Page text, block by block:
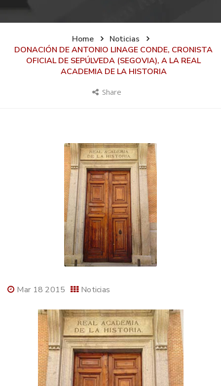
Home
Noticias
DONACIÓN DE ANTONIO LINAGE CONDE, CRONISTA
OFICIAL DE SEPÚLVEDA (SEGOVIA), A LA REAL
ACADEMIA DE LA HISTORIA
Share
Mar 18 2015 Noticias